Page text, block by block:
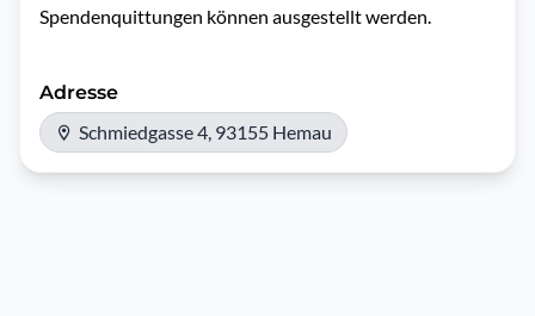
Spendenquittungen können ausgestellt werden.
Adresse
Schmiedgasse 4, 93155 Hemau